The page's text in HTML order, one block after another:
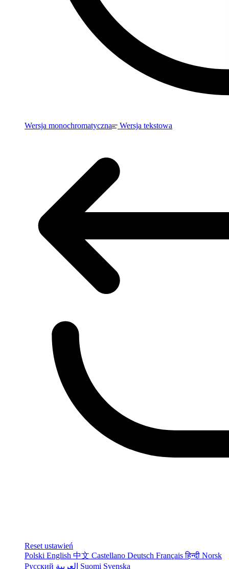
Wersja monochromatyczna Wersja tekstowa
Reset ustawień
Polski English 中文 Castellano Deutsch Françaisहिन्दी Norsk
Русский
Suomi Svenska